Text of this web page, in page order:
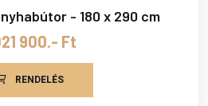
- 180 x 290 cm
900.- Ft
RENDELÉS